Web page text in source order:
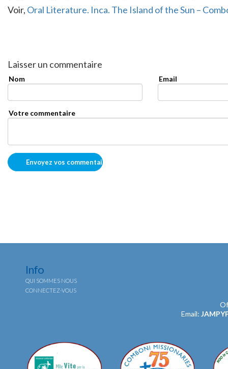
Voir, Oral Literature. Inca. The Island of the Sun –
Laisser un commentaire
Nom Email
Votre commentaire
Info
QUI SOMMES NOUS
CONNECTEZ-VOUS
Email: